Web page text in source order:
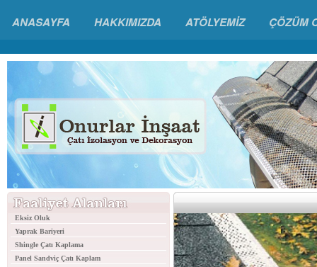
ANASAYFA HAKKIMIZDA ATÖLYEMİZ ÇÖZÜM
Eksiz Oluk
Yaprak Bariyeri
Shingle Çatı Kaplama
Panel Sandviç Çatı Kaplam